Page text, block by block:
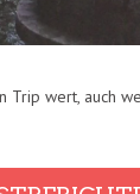
Trip wert, auch